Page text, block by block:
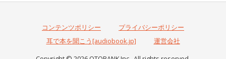
コンテンツポリシー
プライバシーポリシー
耳で本を聞こう[audiobook.jp]
運営会社